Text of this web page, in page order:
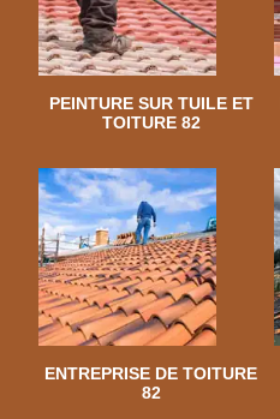
PEINTURE SUR TUILE ET
TOITURE 82
ENTREPRISE DE TOITURE
82